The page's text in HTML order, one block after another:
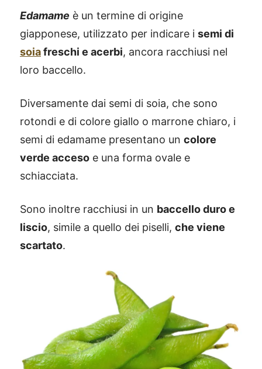
Edamame è un termine di origine
giapponese, utilizzato per indicare i semi di
soiafreschi e acerbi, ancora racchiusi nel
loro baccello.
Diversamente dai semi di soia, che sono
rotondi e di colore giallo o marrone chiaro, i
semi di edamame presentano un colore
verde acceso e una forma ovale e
schiacciata.
Sono inoltre racchiusi in un baccello duro e
liscio, simile a quello dei piselli, che viene
scartato.